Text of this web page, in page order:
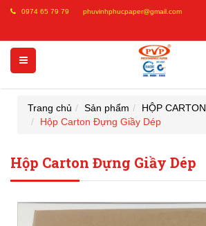
0974 65 79 79 phuvinhphucpaper@gmail.com
Trang chủ Sản phẩm
HỘP CARTON
Hộp Carton Đựng Giầy Dép
Hộp Carton Đựng Giầy Dép